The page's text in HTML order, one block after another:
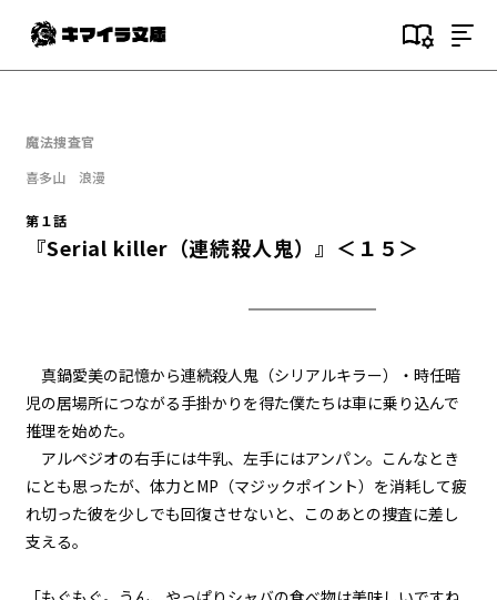
目次
『Serial killer（連続殺人鬼）』
第１話
＜４＞
第１話
魔法捜査官
喜多山 浪漫
第１話
『Serial killer（連続殺人鬼）』＜１５＞
真鍋愛美の記憶から連続殺人鬼（シリアルキラー）・時任暗
児の居場所につながる手掛かりを得た僕たちは車に乗り込んで
推理を始めた。
アルペジオの右手には牛乳、左手にはアンパン。こんなとき
にとも思ったが、体力とMP（マジックポイント）を消耗して疲
れ切った彼を少しでも回復させないと、このあとの捜査に差し
支える。